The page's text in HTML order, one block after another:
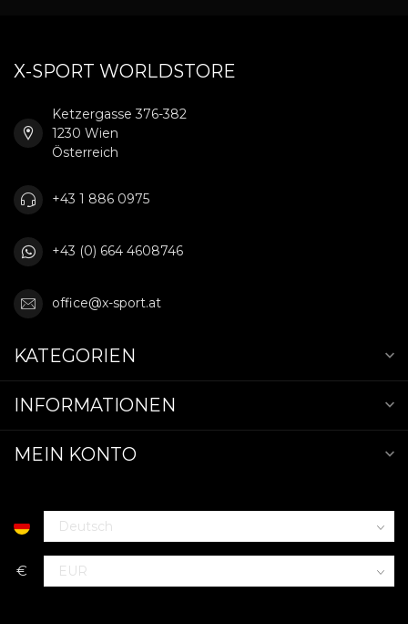
X-SPORT WORLDSTORE
Ketzergasse 376-382
1230 Wien
Österreich
+43 1 886 0975
+43 (0) 664 4608746
office@x-sport.at
KATEGORIEN
INFORMATIONEN
MEIN KONTO
€